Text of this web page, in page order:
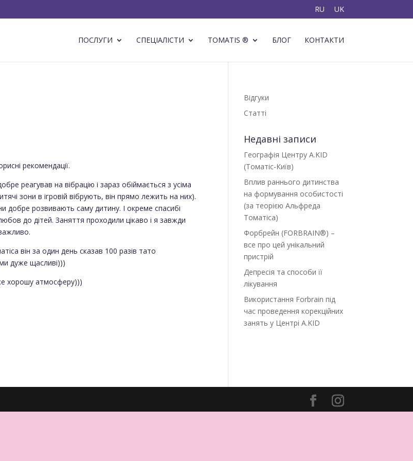
RU UK
ПОСЛУГИ СПЕЦІАЛІСТИ TOMATIS ® БЛОГ КОНТАКТИ
рекомендації.
реагував на вібрацію і зараз обіймається з усіма
зони в ігровій вібрують, він прямо лежить на них).
добре розвивають саму дитину. І окреме спасибі
до дітей. Заняття проходили цікаво і я завжди
він за один день сказав 100 разів тато
дуже щасливі)))
хорошу атмосферу)))
Відгуки
Статті
Недавні записи
Географія Центру A.KID
(Томатіс-Київ)
Вплив раннього дитинства
на формування особистості
(за теорією Альфреда
Томатіса)
Форбрейн (FORBRAIN®) –
все про цей унікальний
пристрій
Депресія та способи її
лікування
Використання Forbrain під
час проведення корекційних
занять у Центрі A.KID